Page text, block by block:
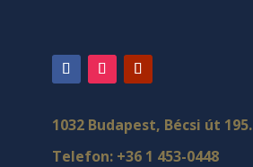
1032 Budapest, Bécsi út 195.
Telefon: +36 1 453-0448